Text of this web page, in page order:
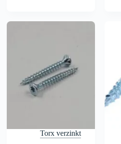
Torx verzinkt